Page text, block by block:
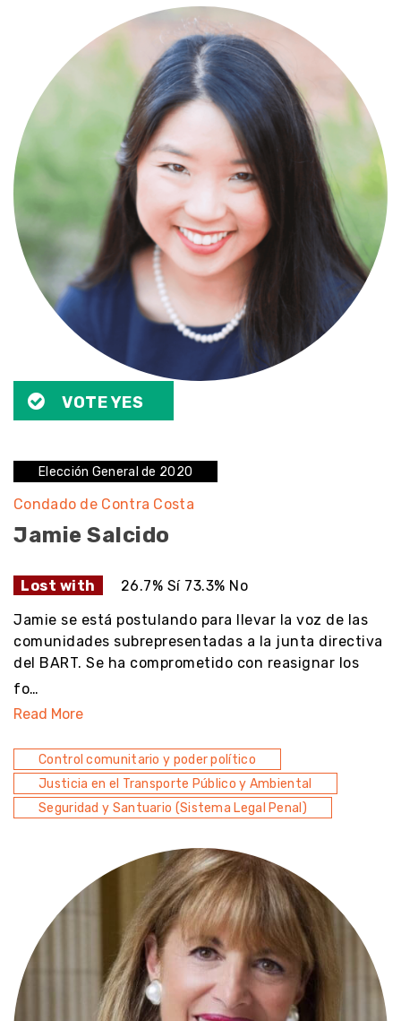
VOTE YES
Elección General de 2020
Condado de Contra Costa
Jamie Salcido
Lost with 26.7% Sí 73.3% No
Jamie se está postulando para llevar la voz de las
comunidades subrepresentadas a la junta directiva
del BART. Se ha comprometido con reasignar los
fo…
Read More
Control comunitario y poder político
Justicia en el Transporte Público y Ambiental
Seguridad y Santuario (Sistema Legal Penal)